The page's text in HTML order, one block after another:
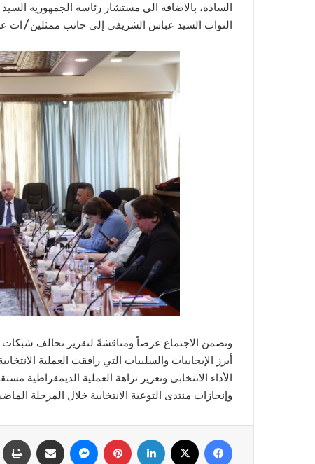
السادة، بالاضافة الى مستشار رئاسة الجمهورية
النواب السيد عباس الشريفي إلى جانب ممثلين/ات
أبرز الإيجابيات والسلبيات التي رافقت العملية
الأداء الانتخابي وتعزيز نزاهة العملية
وإنجازات منتدى التوعية الانتخابية خلال المرحلة